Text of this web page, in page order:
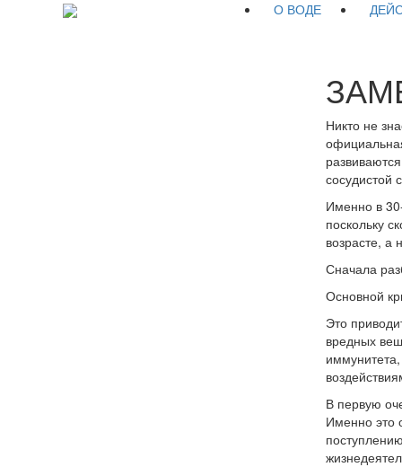
О ВОДЕ
Никто не
сосудистой
Именно в
поскольку
возрасте, а
Сначала
Основной
Это
вредных
В первую
Именно это